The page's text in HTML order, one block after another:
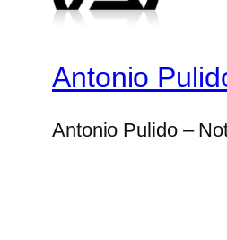
Antonio
Antonio Pulido –